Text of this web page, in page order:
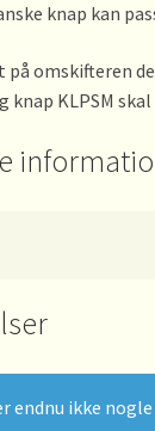
knap kan
på omskifteren
knap KLPSM skal
endnu ikke